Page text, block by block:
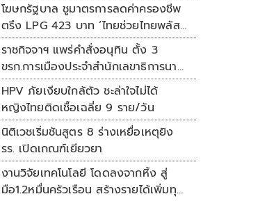
โฆษกรัฐบาล ชูมาตรการลดค่าครองชีพ
ตรึง LPG 423 บาท ‘ไทยช่วยไทยพลัส’
ดันเงินหมุนแสนล้าน
ราชกิจจาฯ แพร่คำสั่งอนุทิน ตั้ง 3
ขรก.การเมืองประจำสำนักเลขาธิการนา
ยกฯ
HPV ภัยเงียบใกล้ตัว ชะล่าใจไม่ได้
หญิงไทยติดเชื้อเฉลี่ย 9 ราย/วัน
นิติเวชเริ่มชันสูตร 8 ร่างเหยื่อเหตุยิง
รร. เปิดเกณฑ์เยียวยา
งานวิจัยเทคโนโลยี โดดลงจากหิ้ง สู่
มือ1.2หมื่นครัวเรือน สร้างรายได้เพิ่มทุก